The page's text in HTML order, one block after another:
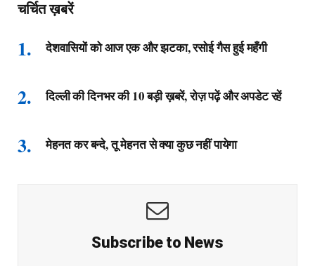
चर्चित ख़बरें
देशवासियों को आज एक और झटका, रसोई गैस हुई महँगी
दिल्ली की दिनभर की 10 बड़ी ख़बरें, रोज़ पढ़ें और अपडेट रहें
मेहनत कर बन्दे, तू मेहनत से क्या कुछ नहीं पायेगा
Subscribe to News